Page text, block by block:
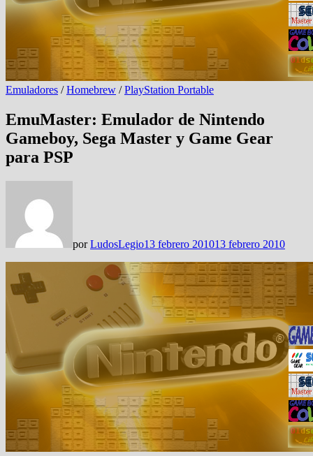
Emuladores /Homebrew /PlayStation Portable
EmuMaster: Emulador de Nintendo
Gameboy, Sega Master y Game Gear
para PSP
porLudosLegio13 febrero 201013 febrero 2010